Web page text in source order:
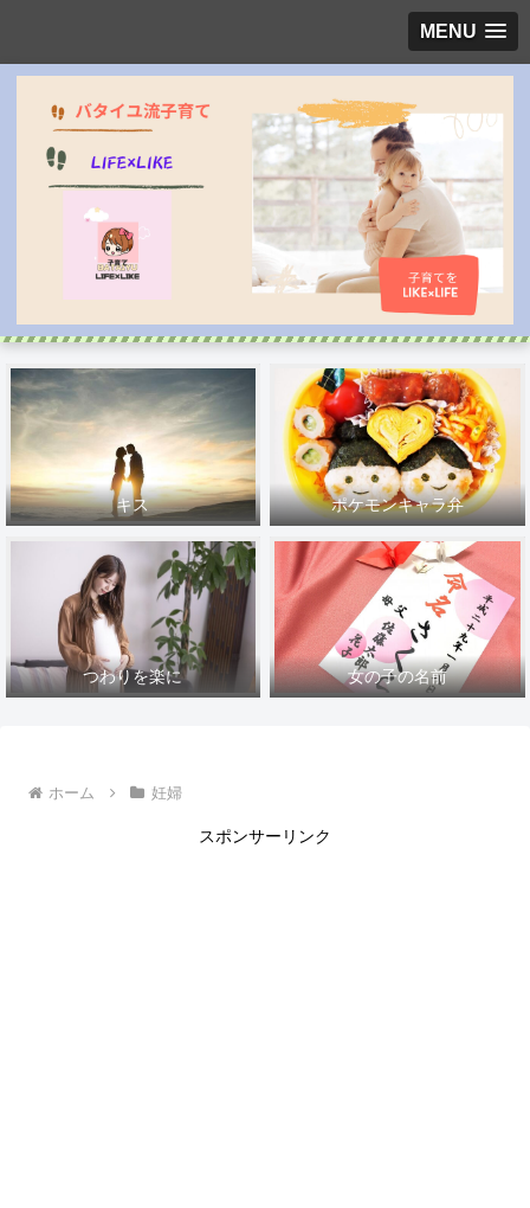
MENU
キス ポケモンキャラ弁
つわりを楽に 女の子の名前
ホーム 妊婦
スポンサーリンク